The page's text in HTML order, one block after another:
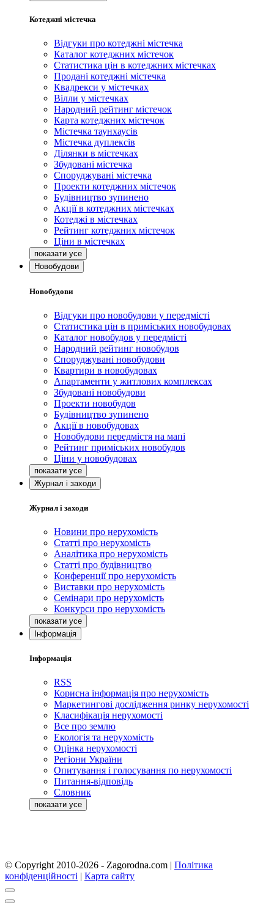
Котеджні містечка
Відгуки про котеджні містечка
Каталог котеджних містечок
Статистика цін в котеджних містечках
Продані котеджні містечка
Квадрекси у містечках
Вілли у містечках
Народний рейтинг містечок
Карта котеджних містечок
Містечка таунхаусів
Містечка дуплексів
Ділянки в містечках
Збудовані містечка
Споруджувані містечка
Проекти котеджних містечок
Будівництво зупинено
Акції в котеджних містечках
Котеджі в містечках
Рейтинг котеджних містечок
Ціни в містечках
Новобудови
Новобудови
Відгуки про новобудови у передмісті
Статистика цін в приміських новобудовах
Каталог новобудов у передмісті
Народний рейтинг новобудов
Споруджувані новобудови
Квартири в новобудовах
Апартаменти у житлових комплексах
Збудовані новобудови
Проекти новобудов
Будівництво зупинено
Акції в новобудовах
Новобудови передмістя на мапі
Рейтинг приміських новобудов
Ціни у новобудовах
Журнал і заходи
Журнал і заходи
Новини про нерухомість
Статті про нерухомість
Аналітика про нерухомість
Статті про будівництво
Конференції про нерухомість
Виставки про нерухомість
Семінари про нерухомість
Конкурси про нерухомість
Інформація
Інформація
RSS
Корисна інформація про нерухомість
Маркетингові дослідження ринку нерухомості
Класифікація нерухомості
Все про землю
Екологія та нерухомість
Оцінка нерухомості
Регіони України
Опитування і голосування по нерухомості
Питання-відповідь
Словник
© Copyright 2010-2026 - Zagorodna.com | Політика
конфіденційності | Карта сайту